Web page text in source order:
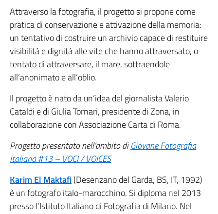
Attraverso la fotografia, il progetto si propone come
pratica di conservazione e attivazione della memoria:
un tentativo di costruire un archivio capace di restituire
visibilità e dignità alle vite che hanno attraversato, o
tentato di attraversare, il mare, sottraendole
all’anonimato e all’oblio.
Il progetto è nato da un’idea del giornalista Valerio
Cataldi e di Giulia Tornari, presidente di Zona, in
collaborazione con Associazione Carta di Roma.
Progetto presentato nell’ambito diGiovane Fotografia
Italiana #13 – VOCI / VOICES
Karim El Maktafi(Desenzano del Garda, BS, IT, 1992)
è un fotografo italo-marocchino. Si diploma nel 2013
presso l’Istituto Italiano di Fotografia di Milano. Nel